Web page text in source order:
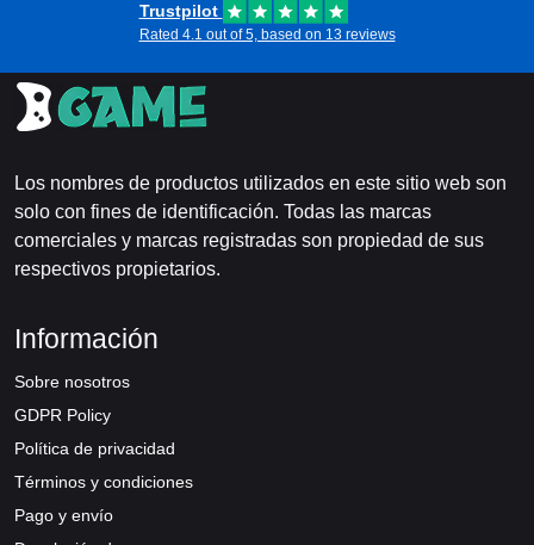
Trustpilot
Rated 4.1 out of 5, based on 13 reviews
Los nombres de productos utilizados en este sitio web son
solo con fines de identificación. Todas las marcas
comerciales y marcas registradas son propiedad de sus
respectivos propietarios.
Información
Sobre nosotros
GDPR Policy
Política de privacidad
Términos y condiciones
Pago y envío